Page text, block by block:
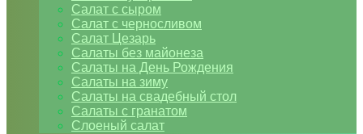
Салат с сыром
Салат с черносливом
Салат Цезарь
Салаты без майонеза
Салаты на День Рождения
Салаты на зиму
Салаты на свадебный стол
Салаты с гранатом
Слоеный салат